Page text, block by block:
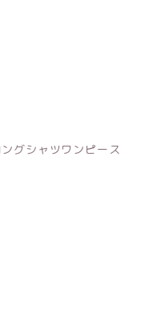
グシャツワンピース